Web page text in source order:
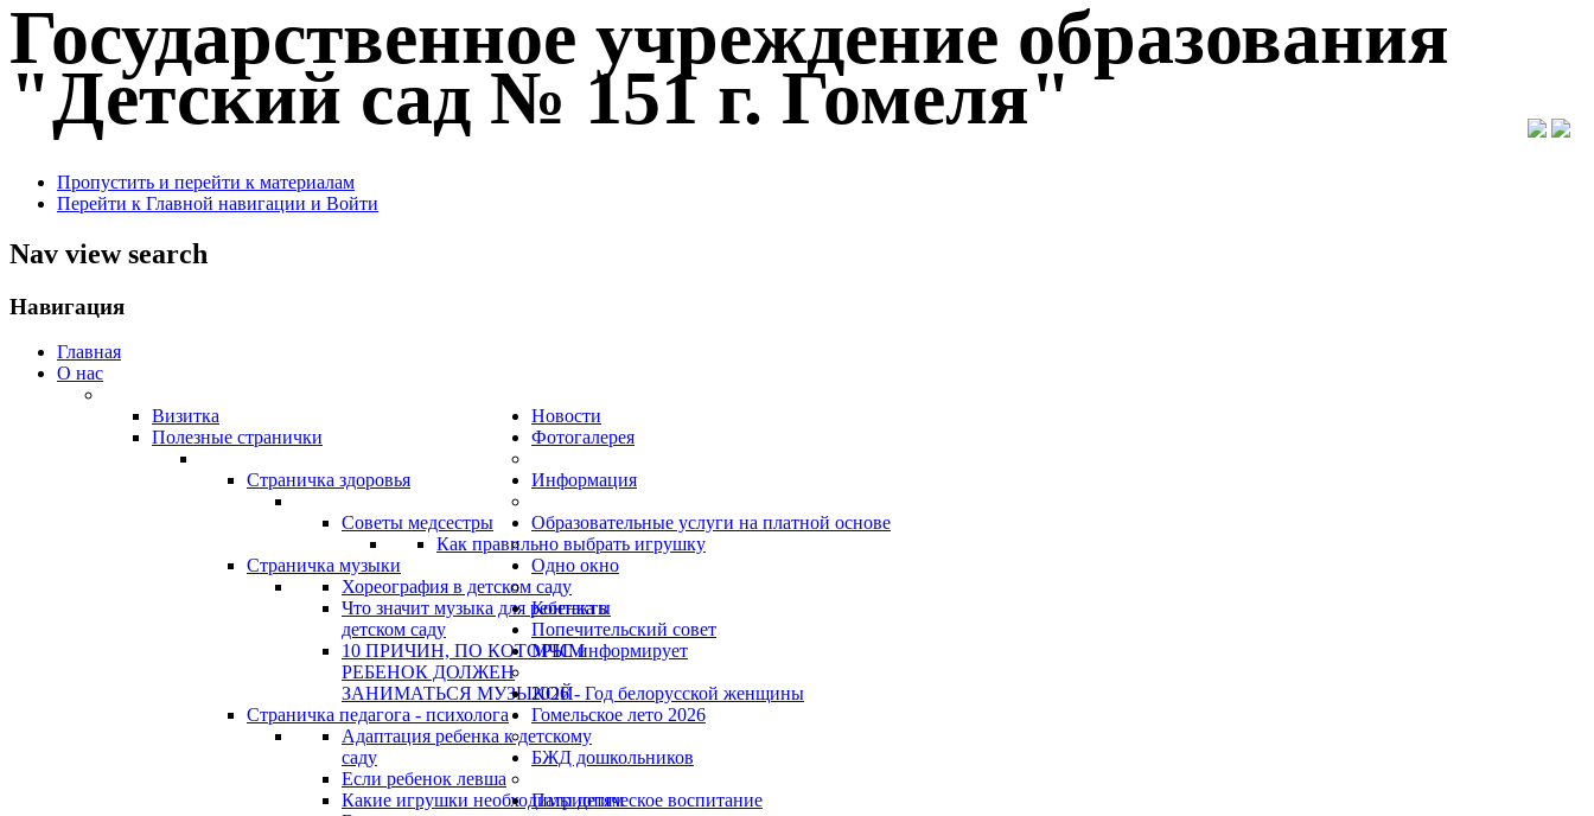
Государственное учреждение образования
"Детский сад № 151 г. Гомеля"
Пропустить и перейти к материалам
Перейти к Главной навигации и Войти
Nav view search
Навигация
Главная
О нас
Визитка
Полезные странички
Страничка здоровья
Советы медсестры
Как правильно выбрать игрушку
Страничка музыки
Хореография в детском саду
Что значит музыка для ребенка в
детском саду
10 ПРИЧИН, ПО КОТОРЫМ
РЕБЕНОК ДОЛЖЕН
ЗАНИМАТЬСЯ МУЗЫКОЙ
Страничка педагога - психолога
Адаптация ребенка к детскому
саду
Если ребенок левша
Какие игрушки необходимы детям
Новости
Фотогалерея
Информация
Образовательные услуги на платной основе
Одно окно
Контакты
Попечительский совет
МЧС информирует
2026 - Год белорусской женщины
Гомельское лето 2026
БЖД дошкольников
Патриотическое воспитание